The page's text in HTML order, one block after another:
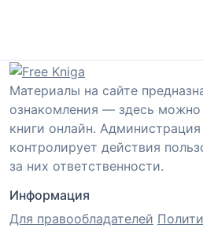
Материалы на сайте
ознакомления — здесь можно
книги онлайн.
контролирует действия
за них ответственности.
Информация
Для правообладателей